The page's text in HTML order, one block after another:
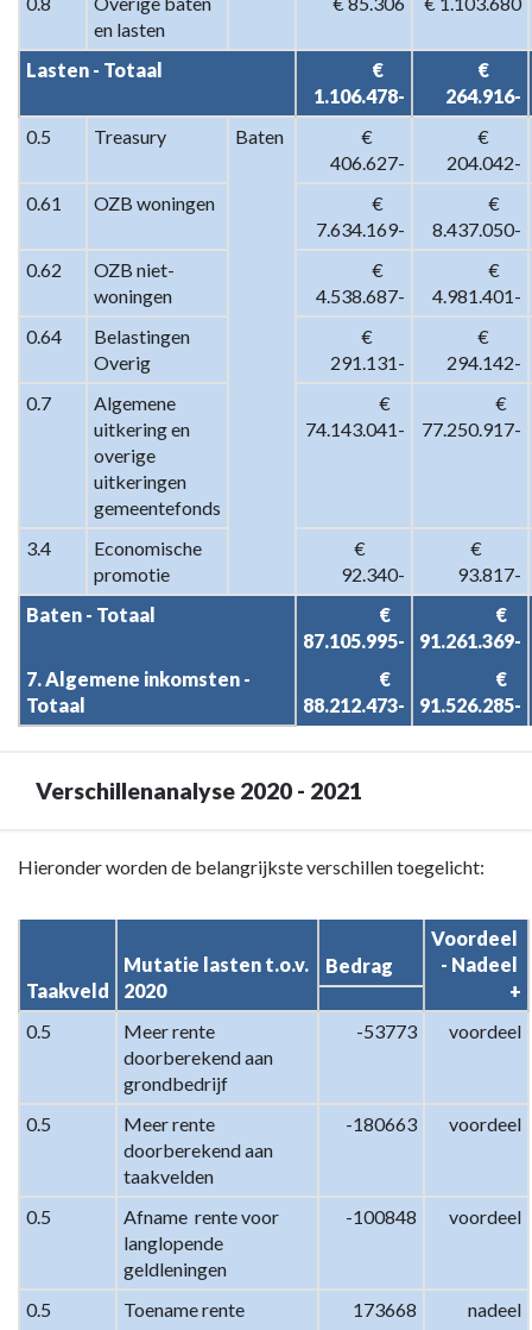
en lasten
Lasten - Totaal
1.106.478-
264.916-
0.5
Treasury Baten
406.627-
204.042-
0.61
OZB woningen
7.634.169-
8.437.050-
0.62
OZB niet-
woningen
4.538.687-
4.981.401-
0.64
Belastingen
Overig
291.131-
294.142-
0.7
Algemene
uitkering en
overige
uitkeringen
gemeentefonds
74.143.041-
77.250.917-
3.4
Economische
promotie
92.340-
93.817-
Baten - Totaal
87.105.995-
91.261.369-
7. Algemene inkomsten -
Totaal
88.212.473-
91.526.285-
Verschillenanalyse 2020 - 2021
Terug
navigatie
Programma
Algemene
Verschillenanalyse
2021
Hieronder worden de belangrijkste verschillen toegelicht:
Taakveld
Mutatie lasten t.o.v.
2020
Bedrag
Voordeel
- Nadeel
+
0.5
Meer rente
doorberekend aan
grondbedrijf
-53773 voordeel
0.5
Meer rente
doorberekend aan
taakvelden
-180663 voordeel
0.5
Afname  rente voor
langlopende
geldleningen
-100848 voordeel
0.5
Toename rente
173668 nadeel